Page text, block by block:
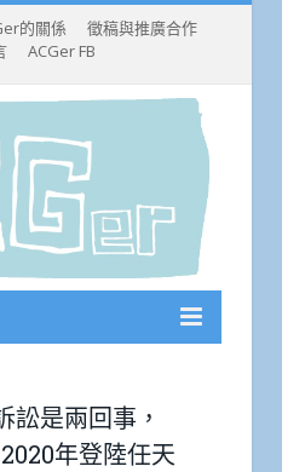
的關係
徵稿與推廣合作
ACGer FB
訟是兩回事，
年登陸任天